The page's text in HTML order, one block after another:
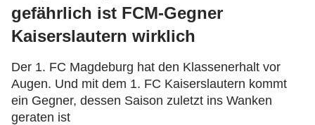
gefährlich ist FCM-Gegner
Kaiserslautern wirklich
Der 1. FC Magdeburg hat den Klassenerhalt vor
Augen. Und mit dem 1. FC Kaiserslautern kommt
ein Gegner, dessen Saison zuletzt ins Wanken
geraten ist